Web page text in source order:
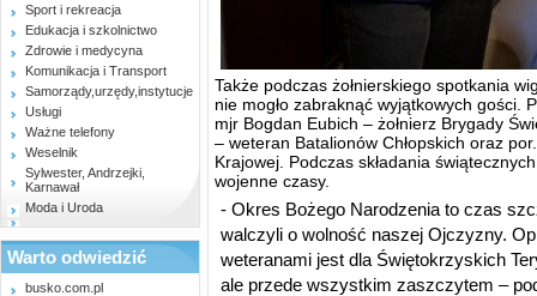
Sport i rekreacja
Edukacja i szkolnictwo
Zdrowie i medycyna
Komunikacja i Transport
Samorządy,urzędy,instytucje
Usługi
Ważne telefony
Weselnik
Sylwester, Andrzejki,
Karnawał
Moda i Uroda
Warto odwiedzić
busko.com.pl
Także podczas żołnierskiego spotkania
nie mogło zabraknąć wyjątkowych gości.
mjr Bogdan Eubich – żołnierz Brygady
– weteran Batalionów Chłopskich oraz
Krajowej. Podczas składania
wojenne czasy.
- Okres Bożego Narodzenia to czas
walczyli o wolność naszej Ojczyzny.
weteranami jest dla Świętokrzyskich
ale przede wszystkim zaszczytem –